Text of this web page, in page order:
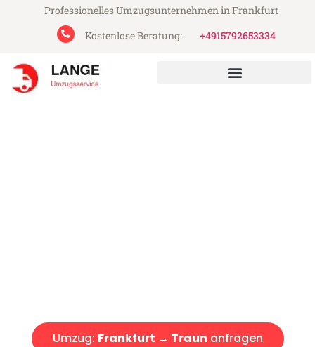
Professionelles Umzugsunternehmen in Frankfurt
Kostenlose Beratung:
+4915792653334
Umzug: Frankfurt → Traun anfragen